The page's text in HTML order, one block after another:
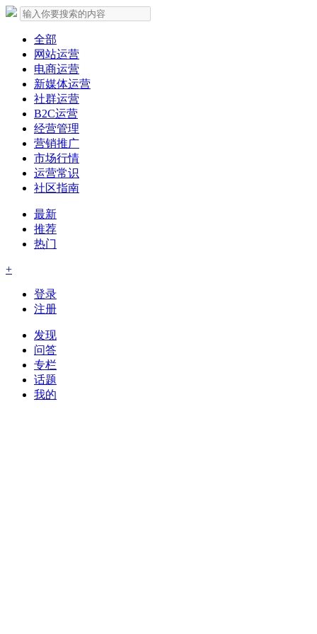
全部
网站运营
电商运营
新媒体运营
社群运营
B2C运营
经营管理
营销推广
市场行情
运营常识
社区指南
最新
推荐
热门
+
登录
注册
发现
问答
专栏
话题
我的